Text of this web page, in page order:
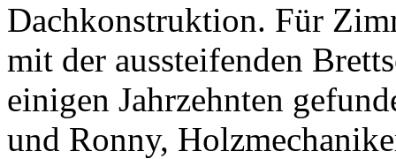
Dachkonstruktion. Für
mit der aussteifenden
einigen Jahrzehnten
und Ronny,